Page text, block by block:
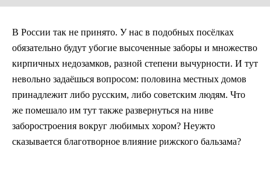
В России так не принято. У нас в подобных посёлках
обязательно будут убогие высоченные заборы и множество
кирпичных недозамков, разной степени вычурности. И тут
невольно задаёшься вопросом: половина местных домов
принадлежит либо русским, либо советским людям. Что
же помешало им тут также развернуться на ниве
заборостроения вокруг любимых хором? Неужто
сказывается благотворное влияние рижского бальзама?